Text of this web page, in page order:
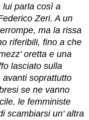
lui parla così a
Zeri. A un
ma la rissa
riferibili, fino a che
oretta e una
lasciato sulla
soprattutto
se ne vanno
le femministe
scambiarsi un' altra